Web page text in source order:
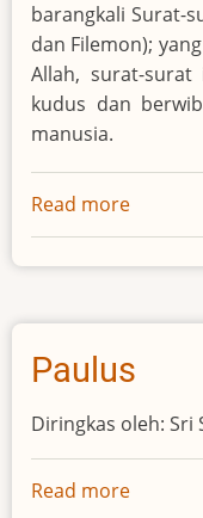
barangkali Surat-
dan Filemon);
Allah, surat-
kudus dan
manusia.
Read more
Tempat
Paulus
Paulus
Diringkas oleh: Sri
Read more